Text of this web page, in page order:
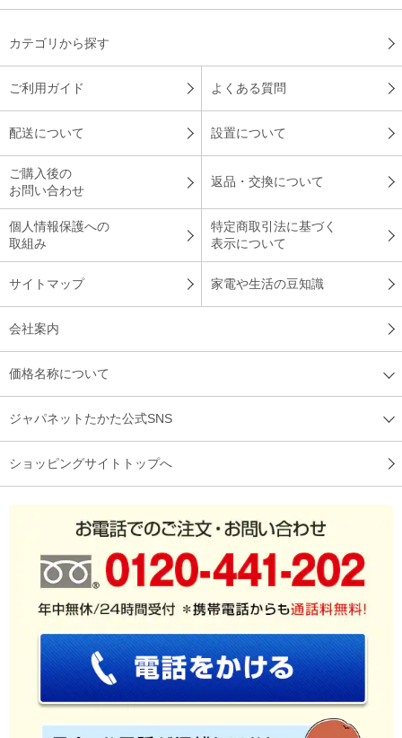
カテゴリから探す
ご利用ガイド よくある質問
配送について 設置について
ご購入後の
お問い合わせ
返品・交換について
個人情報保護への
取組み
特定商取引法に基づく
表示について
サイトマップ 家電や生活の豆知識
会社案内
価格名称について
ジャパネットたかた公式SNS
ショッピングサイトトップへ